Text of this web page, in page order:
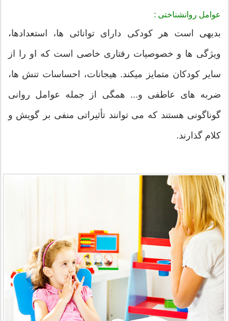
عوامل روانشناختی :
بدیهی است هر کودکی دارای توانائی ها، استعدادها،
ویژگی ها و خصوصیات رفتاری خاصی است که او را از
سایر کودکان متمایز میکند. هیجانات، احساسات تنش ها،
ضربه های عاطفی و... همگی از جمله عوامل روانی
گوناگونی هستند که می توانند تأثیراتی منفی بر گویش و
کلام گذارند.